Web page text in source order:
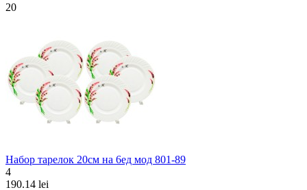
20
Набор тарелок 20cм на 6ед мод 801-89
4
190.14 lei